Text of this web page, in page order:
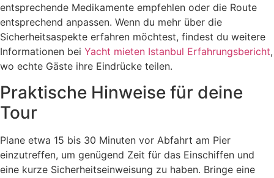
entsprechende Medikamente empfehlen oder die Route
entsprechend anpassen. Wenn du mehr über die
Sicherheitsaspekte erfahren möchtest, findest du weitere
Informationen bei Yacht mieten Istanbul Erfahrungsbericht,
wo echte Gäste ihre Eindrücke teilen.
Praktische Hinweise für deine
Tour
Plane etwa 15 bis 30 Minuten vor Abfahrt am Pier
einzutreffen, um genügend Zeit für das Einschiffen und
eine kurze Sicherheitseinweisung zu haben. Bringe eine